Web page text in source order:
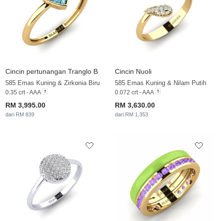
Cincin pertunangan Tranglo B
585 Emas Kuning & Zirkonia Biru
0.35 crt - AAA
RM 3,995.00
dari RM 839
Cincin Nuoli
585 Emas Kuning & Nilam Putih
0.072 crt - AAA
RM 3,630.00
dari RM 1,353